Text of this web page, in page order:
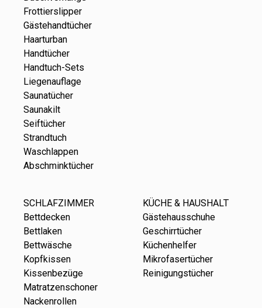
Frottierslipper
Gästehandtücher
Haarturban
Handtücher
Handtuch-Sets
Liegenauflage
Saunatücher
Saunakilt
Seiftücher
Strandtuch
Waschlappen
Abschminktücher
SCHLAFZIMMER
Bettdecken
Bettlaken
Bettwäsche
Kopfkissen
Kissenbezüge
Matratzenschoner
Nackenrollen
KÜCHE & HAUSHALT
Gästehausschuhe
Geschirrtücher
Küchenhelfer
Mikrofasertücher
Reinigungstücher